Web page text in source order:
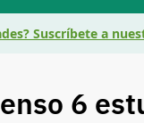
Suscríbete a
6